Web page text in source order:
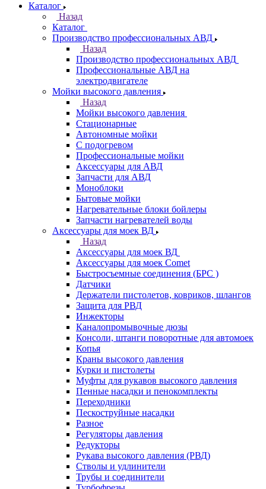
Каталог
Назад
Каталог
Производство профессиональных АВД
Назад
Производство профессиональных АВД
Профессиональные АВД на
электродвигателе
Мойки высокого давления
Назад
Мойки высокого давления
Стационарные
Автономные мойки
С подогревом
Профессиональные мойки
Аксессуары для АВД
Запчасти для АВД
Моноблоки
Бытовые мойки
Нагревательные блоки бойлеры
Запчасти нагревателей воды
Аксессуары для моек ВД
Назад
Аксессуары для моек ВД
Аксессуары для моек Comet
Быстросъемные соединения (БРС )
Датчики
Держатели пистолетов, ковриков, шлангов
Защита для РВД
Инжекторы
Каналопромывочные дюзы
Консоли, штанги поворотные для автомоек
Копья
Краны высокого давления
Курки и пистолеты
Муфты для рукавов высокого давления
Пенные насадки и пенокомплекты
Переходники
Пескоструйные насадки
Разное
Регуляторы давления
Редукторы
Рукава высокого давления (РВД)
Стволы и удлинители
Трубы и соединители